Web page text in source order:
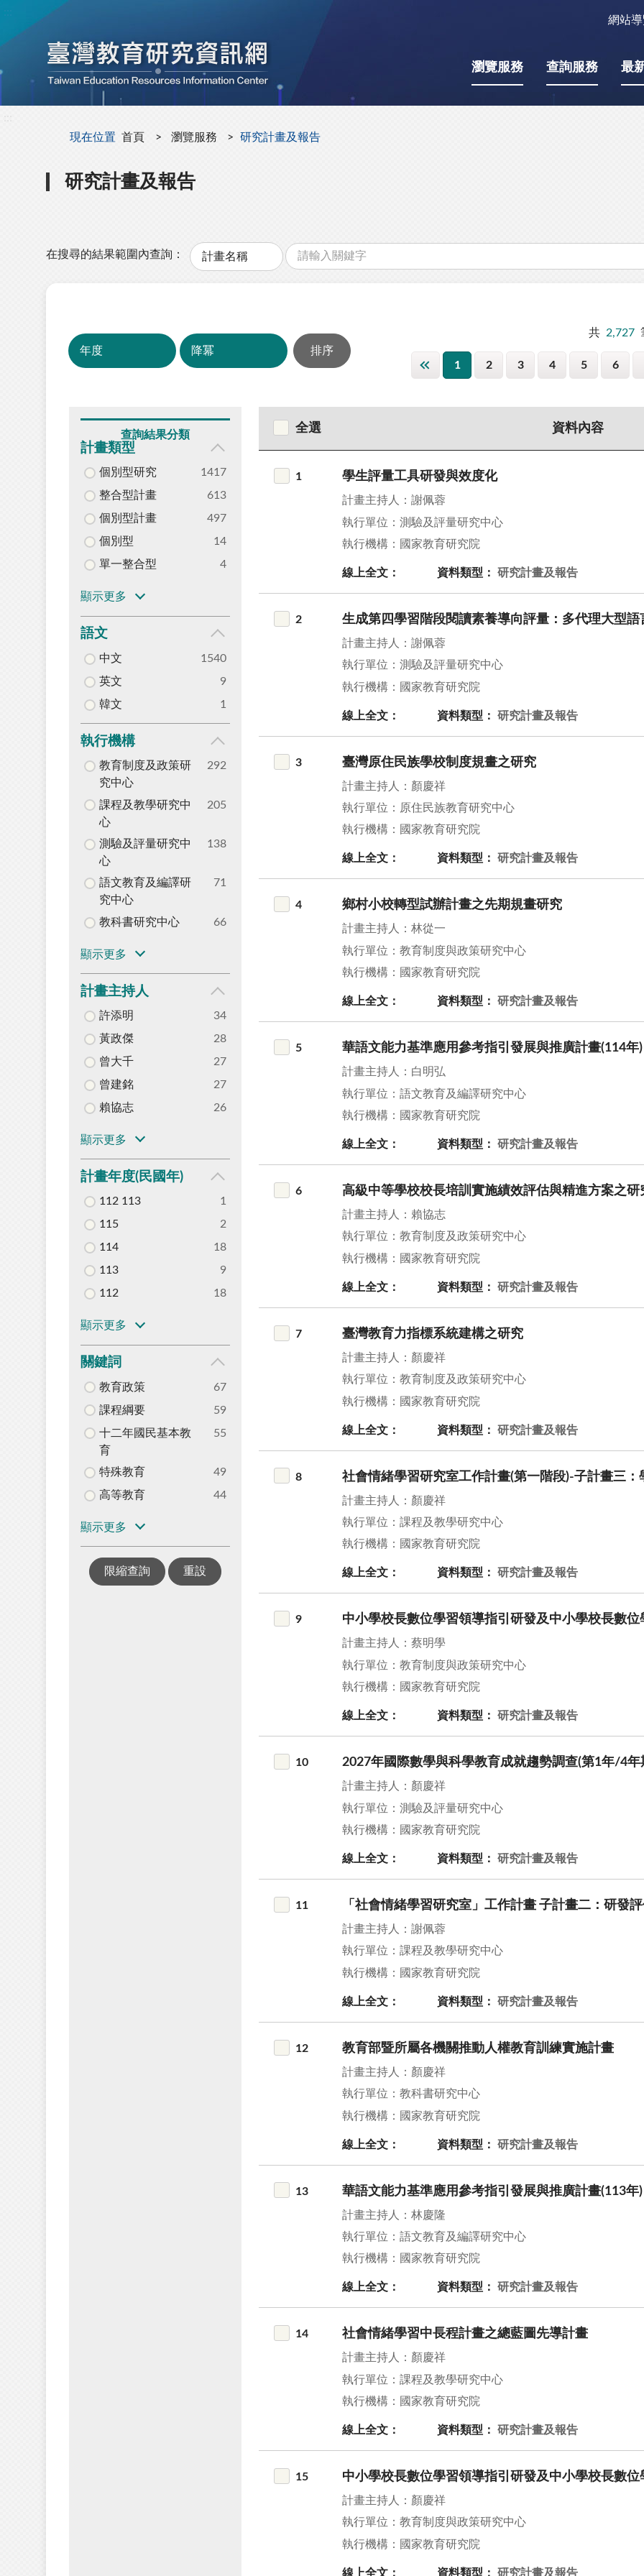
網站
瀏覽服務 查詢服務 最
現在位置 首頁 瀏覽服務 研究計畫及報告
研究計畫及報告
在搜尋的結果範圍內查詢：
類
字
共 2,727
1 2 3 4 5 6
查詢結果分類
計畫類型
個別型研究
1417
整合型計畫
613
個別型計畫
497
個別型
14
單一整合型
4
顯示更多
語文
中文
1540
英文
9
韓文
1
執行機構
教育制度及政策研
究中心
292
課程及教學研究中
心
205
測驗及評量研究中
心
138
語文教育及編譯研
究中心
71
教科書研究中心 66
顯示更多
計畫主持人
許添明
34
黃政傑
28
曾大千
27
曾建銘
27
賴協志
26
顯示更多
計畫年度(民國年)
112 113
1
115
2
114
18
113
9
112
18
顯示更多
關鍵詞
教育政策
67
課程綱要
59
十二年國民基本教
育
55
特殊教育
49
高等教育
44
顯示更多
限縮查詢 重設
全選 資料內容
1 學生評量工具研發與效度化
計畫主持人：謝佩蓉
執行單位：測驗及評量研究中心
執行機構：國家教育研究院
線上全文： 資料類型： 研究計畫及報告
2 生成第四學習階段閱讀素養導向評量：多代理大型語
計畫主持人：謝佩蓉
執行單位：測驗及評量研究中心
執行機構：國家教育研究院
線上全文： 資料類型： 研究計畫及報告
3 臺灣原住民族學校制度規畫之研究
計畫主持人：顏慶祥
執行單位：原住民族教育研究中心
執行機構：國家教育研究院
線上全文： 資料類型： 研究計畫及報告
4 鄉村小校轉型試辦計畫之先期規畫研究
計畫主持人：林從一
執行單位：教育制度與政策研究中心
執行機構：國家教育研究院
線上全文： 資料類型： 研究計畫及報告
5 華語文能力基準應用參考指引發展與推廣計畫(114年)
計畫主持人：白明弘
執行單位：語文教育及編譯研究中心
執行機構：國家教育研究院
線上全文： 資料類型： 研究計畫及報告
6 高級中等學校校長培訓實施績效評估與精進方案之研
計畫主持人：賴協志
執行單位：教育制度及政策研究中心
執行機構：國家教育研究院
線上全文： 資料類型： 研究計畫及報告
7 臺灣教育力指標系統建構之研究
計畫主持人：顏慶祥
執行單位：教育制度及政策研究中心
執行機構：國家教育研究院
線上全文： 資料類型： 研究計畫及報告
8 社會情緒學習研究室工作計畫(第一階段)-子計畫三
計畫主持人：顏慶祥
執行單位：課程及教學研究中心
執行機構：國家教育研究院
線上全文： 資料類型： 研究計畫及報告
9 中小學校長數位學習領導指引研發及中小學校長數
計畫主持人：蔡明學
執行單位：教育制度與政策研究中心
執行機構：國家教育研究院
線上全文： 資料類型： 研究計畫及報告
10 2027年國際數學與科學教育成就趨勢調查(第1年/4年
計畫主持人：顏慶祥
執行單位：測驗及評量研究中心
執行機構：國家教育研究院
線上全文： 資料類型： 研究計畫及報告
11 「社會情緒學習研究室」工作計畫 子計畫二：研發
計畫主持人：謝佩蓉
執行單位：課程及教學研究中心
執行機構：國家教育研究院
線上全文： 資料類型： 研究計畫及報告
12 教育部暨所屬各機關推動人權教育訓練實施計畫
計畫主持人：顏慶祥
執行單位：教科書研究中心
執行機構：國家教育研究院
線上全文： 資料類型： 研究計畫及報告
13 華語文能力基準應用參考指引發展與推廣計畫(113年)
計畫主持人：林慶隆
執行單位：語文教育及編譯研究中心
執行機構：國家教育研究院
線上全文： 資料類型： 研究計畫及報告
14 社會情緒學習中長程計畫之總藍圖先導計畫
計畫主持人：顏慶祥
執行單位：課程及教學研究中心
執行機構：國家教育研究院
線上全文： 資料類型： 研究計畫及報告
15 中小學校長數位學習領導指引研發及中小學校長數
計畫主持人：顏慶祥
執行單位：教育制度與政策研究中心
執行機構：國家教育研究院
線上全文： 資料類型： 研究計畫及報告